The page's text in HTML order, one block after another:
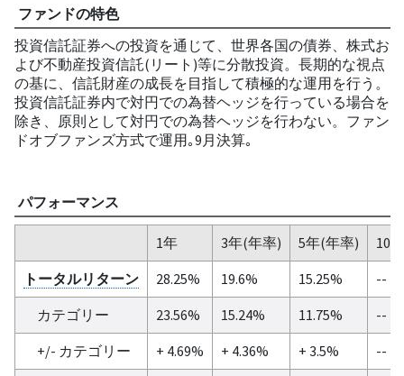
ファンドの特色
投資信託証券への投資を通じて、世界各国の債券、株式お
よび不動産投資信託(リート)等に分散投資。長期的な視点
の基に、信託財産の成長を目指して積極的な運用を行う。
投資信託証券内で対円での為替ヘッジを行っている場合を
除き、原則として対円での為替ヘッジを行わない。ファン
ドオブファンズ方式で運用｡9月決算｡
パフォーマンス
1年 3年(年率) 5年(年率)
10
トータルリターン
28.25% 19.6% 15.25%
--
カテゴリー
23.56% 15.24% 11.75%
--
+/- カテゴリー
+ 4.69% + 4.36% + 3.5%
--